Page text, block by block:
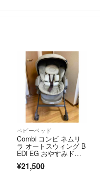
ベビーベッド
Combi コンビ ネムリ
ラ オートスウィング B
EDi EG おやすみドー
¥21,500